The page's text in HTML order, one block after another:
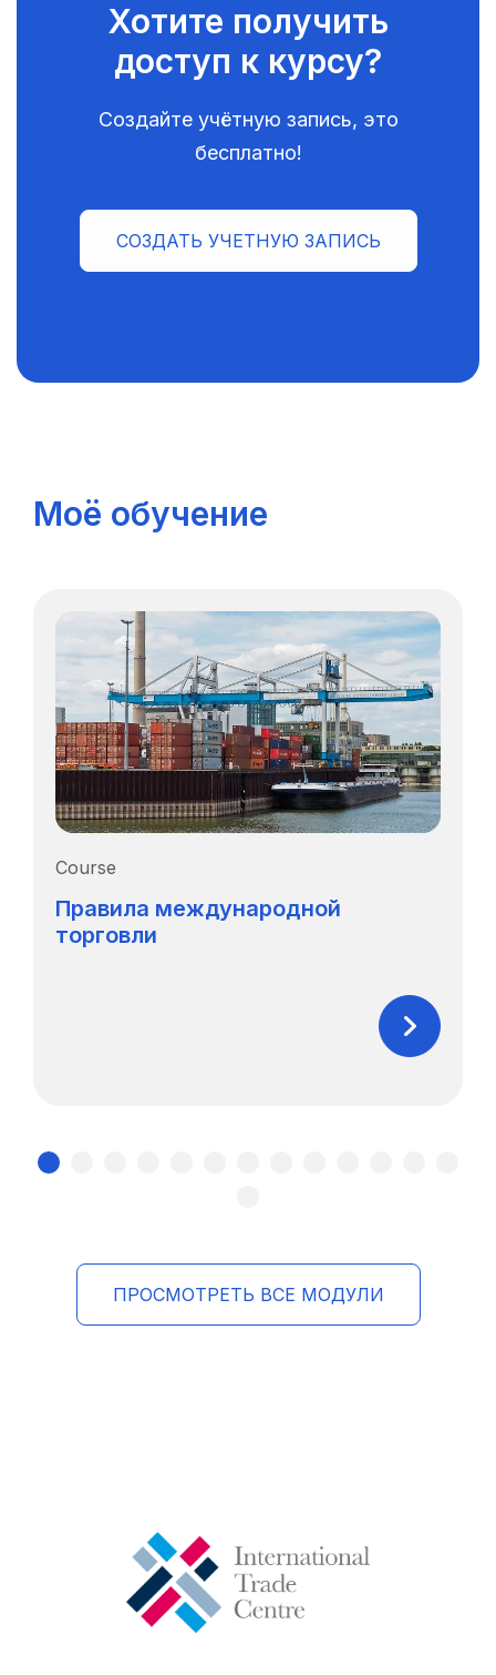
Хотите получить
доступ к курсу?
Создайте учётную запись, это
бесплатно!
СОЗДАТЬ УЧЕТНУЮ ЗАПИСЬ
Моё обучение
Course
Правила международной
торговли
ПРОСМОТРЕТЬ ВСЕ МОДУЛИ